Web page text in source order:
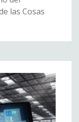
las Cosas